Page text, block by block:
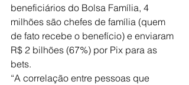
beneficiários do Bolsa Família, 4
milhões são chefes de família (quem
de fato recebe o benefício) e enviaram
R$ 2 bilhões (67%) por Pix para as
bets.
“A correlação entre pessoas que